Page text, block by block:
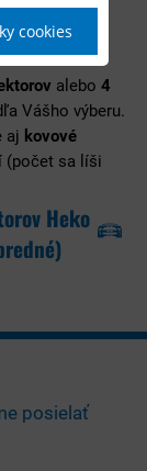
mieru, aby
alebo 4
Vášho výberu.
aj kovové
(počet sa líši
Heko
posielať
cookies